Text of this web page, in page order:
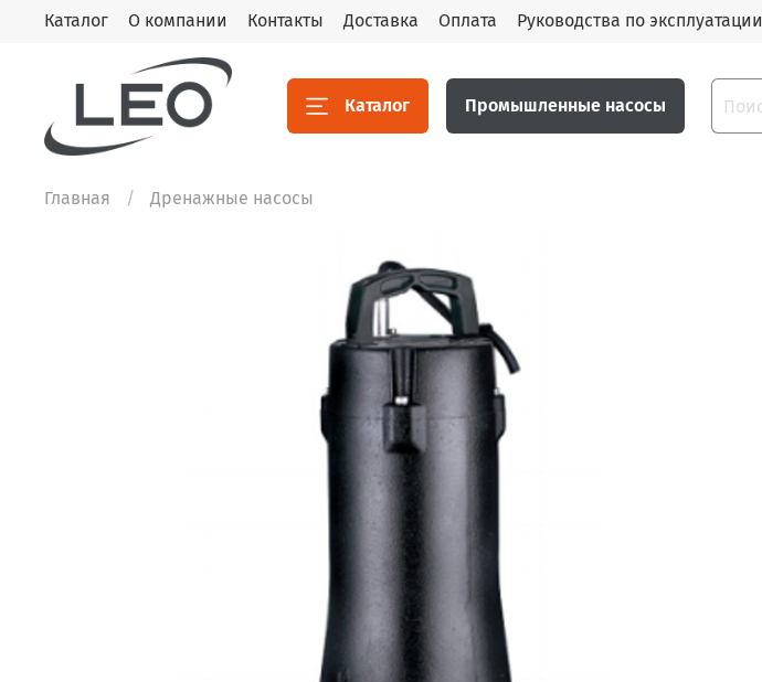
Каталог О компании Контакты Доставка Оплата Руководства по эксплуатации
Каталог Промышленные насосы
Главная Дренажные насосы